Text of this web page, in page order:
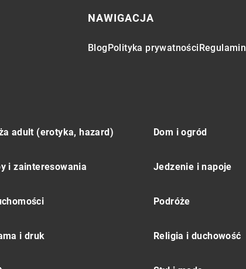
NAWIGACJA
BlogPolityka prywatnościRegulamin
adult (erotyka, hazard) Dom i ogród
i zainteresowania Jedzenie i napoje
Podróże
i druk Religia i duchowość